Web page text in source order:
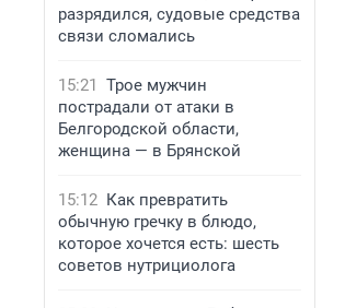
разрядился, судовые средства
связи сломались
15:21 Трое мужчин
пострадали от атаки в
Белгородской области,
женщина — в Брянской
15:12 Как превратить
обычную гречку в блюдо,
которое хочется есть: шесть
советов нутрициолога